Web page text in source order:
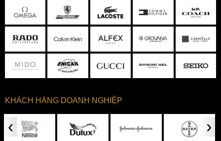
KHÁCH HÀNG DOANH NGHIỆP
‹ ›